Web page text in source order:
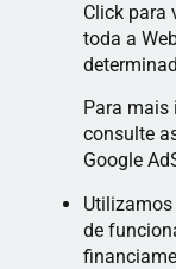
Click para
toda a
Para mais
consulte
Google
de